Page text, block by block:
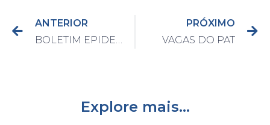
ANTERIOR
PRÓXIMO
VAGAS DO PAT
Explore mais...